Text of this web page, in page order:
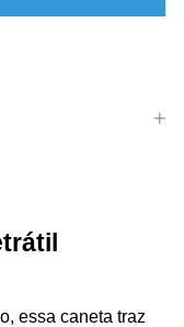
essa caneta traz